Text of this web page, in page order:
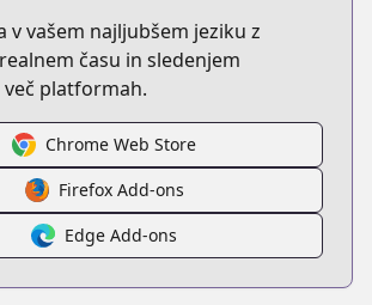
v vašem najljubšem jeziku z
času in sledenjem
platformah.
Chrome Web Store
Firefox Add-ons
Edge Add-ons